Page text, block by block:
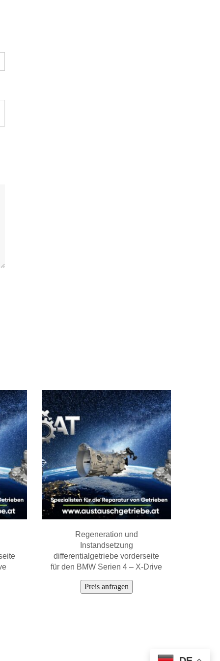
Regeneration und
Instandsetzung
differentialgetriebe vorderseite
für den BMW Serien 4 – X-Drive
Preis anfragen